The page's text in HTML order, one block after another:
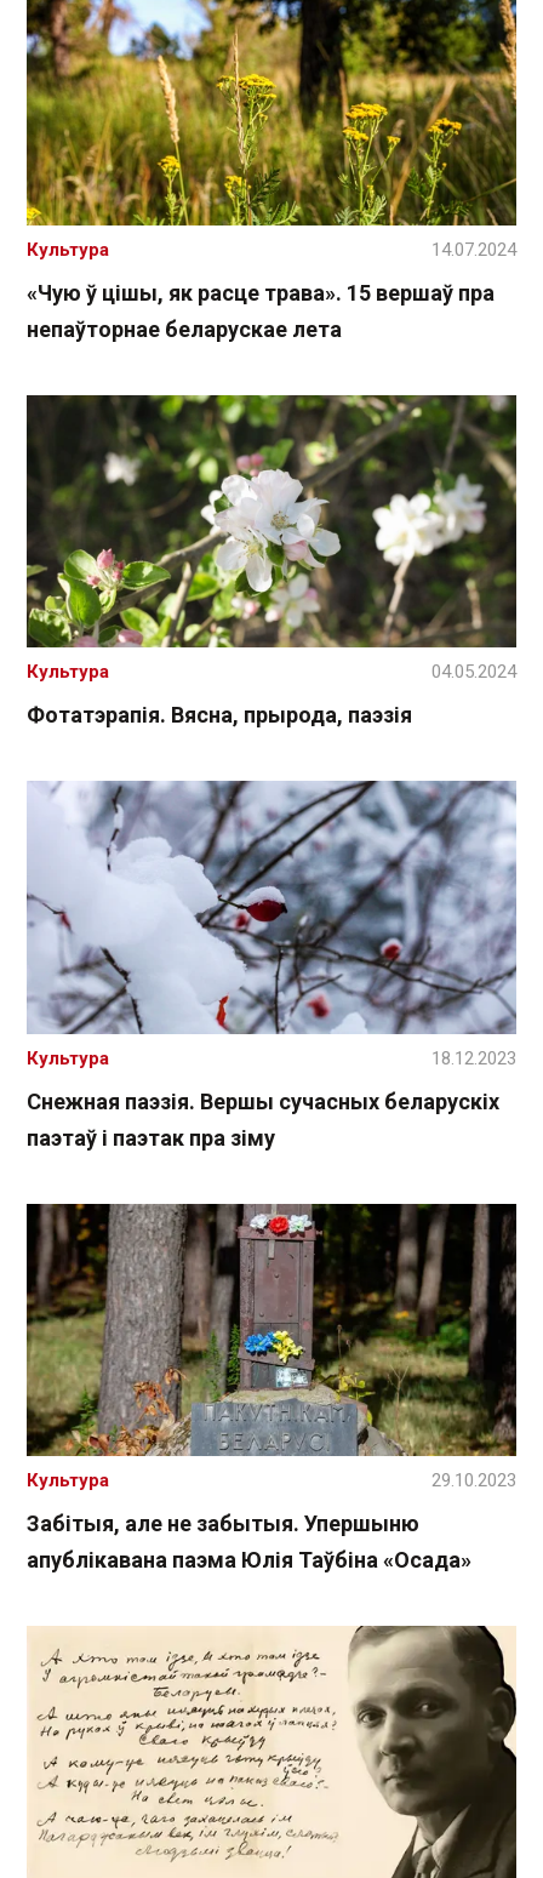
«Чую ў цішы, як расце трава». 15 вершаў пра
непаўторнае беларускае лета
Культура 14.07.2024
Фотатэрапія. Вясна, прырода, паэзія
Культура 04.05.2024
Снежная паэзія. Вершы сучасных беларускіх
паэтаў і паэтак пра зіму
Культура 18.12.2023
Забітыя, але не забытыя. Упершыню
апублікавана паэма Юлія Таўбіна «Осада»
Культура 29.10.2023